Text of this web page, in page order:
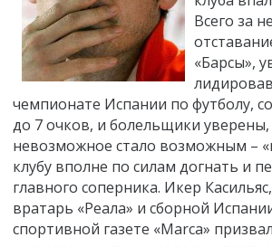
Всего за
«Барсы»,
чемпионате Испании по футболу,
до 7 очков, и болельщики уверены,
невозможное стало возможным –
клубу вполне по силам догнать и
главного соперника. Икер
вратарь «Реала» и сборной
спортивной газете «Marca»